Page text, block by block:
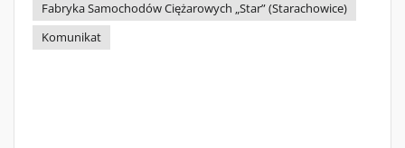
Fabryka Samochodów Ciężarowych „Star” (Starachowice)
Komunikat